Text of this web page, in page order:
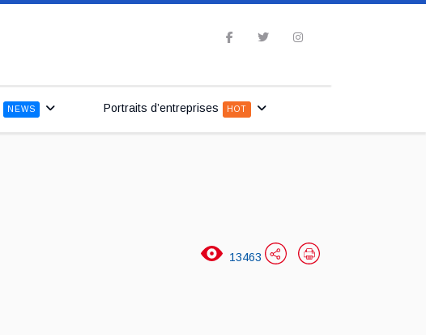
NEWS Portraits d’entreprises HOT
13463